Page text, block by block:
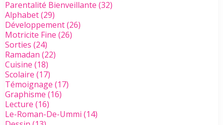
Parentalité Bienveillante (32)
Alphabet(29)
Développement(26)
Motricite Fine (26)
Sorties (24)
Ramadan (22)
Cuisine (18)
Scolaire (17)
Témoignage (17)
Graphisme (16)
Lecture (16)
Le-Roman-De-Ummi (14)